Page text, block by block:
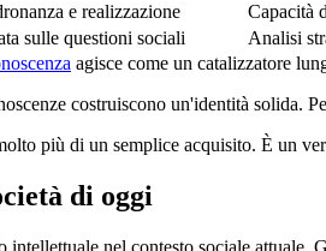
e realizzazione
Capacità
sulle questioni sociali
Analisi
agisce come un catalizzatore
costruiscono un'identità solida.
più di un semplice acquisito. È un
di oggi
nel contesto sociale attuale.